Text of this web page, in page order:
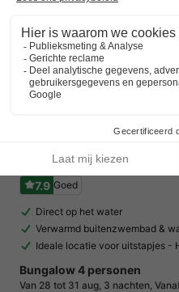
Noord-holland,Berkhout
7.9 Goed
Direct op het water
Verwarmd buitenzwembad &
Ideale locatie voor uitstapjes -
Bungalow 4 personen
Van 28 tot 31 aug, 3 nachten,